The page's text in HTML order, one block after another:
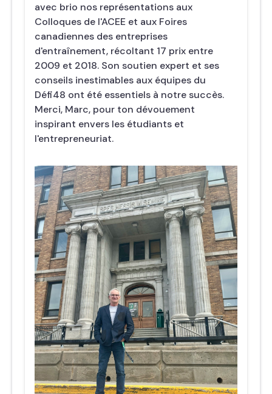
avec brio nos représentations aux
Colloques de l'ACEE et aux Foires
canadiennes des entreprises
d'entraînement, récoltant 17 prix entre
2009 et 2018. Son soutien expert et ses
conseils inestimables aux équipes du
Défi48 ont été essentiels à notre succès.
Merci, Marc, pour ton dévouement
inspirant envers les étudiants et
l'entrepreneuriat.